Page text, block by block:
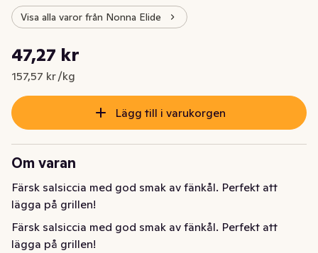
Visa alla varor från Nonna Elide
Nuvarande pris är: 47,27 kr
47,27 kr
157,57 kr /kg
Styckpris: 157,57 kr /kg
Lägg till i varukorgen
Om varan
Färsk salsiccia med god smak av fänkål. Perfekt att
lägga på grillen!
Färsk salsiccia med god smak av fänkål. Perfekt att
lägga på grillen!